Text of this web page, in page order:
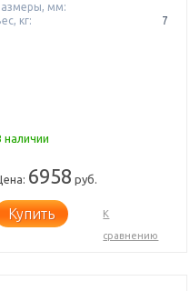
мм:
кг: 7
наличии
6958 руб.
Купить
К
сравнению